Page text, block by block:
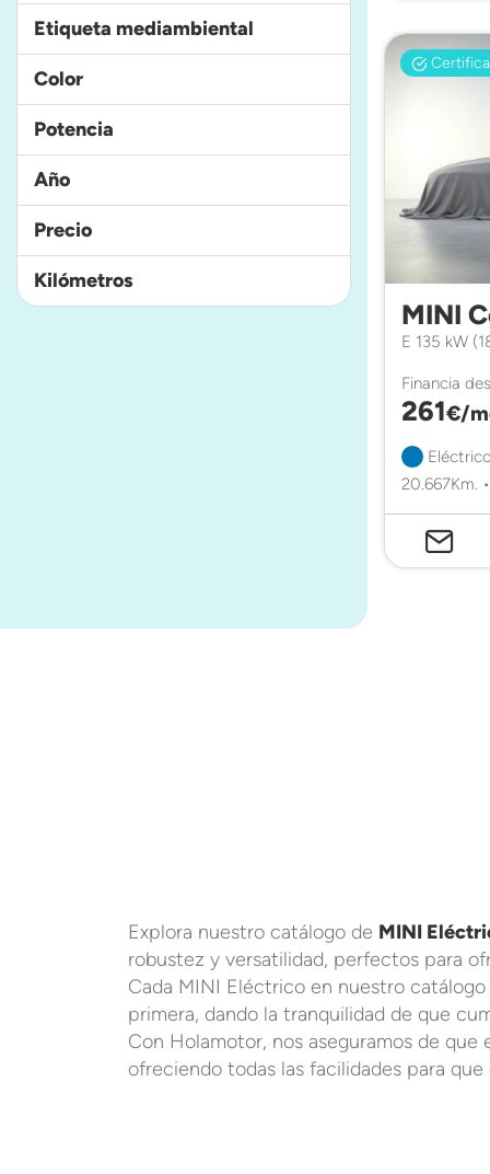
MINI
E 135 kW
Financia
261€/
20.667Km.
Etiqueta mediambiental
Color
Potencia
Año
Precio
Kilómetros
Explora nuestro catálogo de MINI
robustez y versatilidad, perfectos para
Cada MINI Eléctrico en nuestro
primera, dando la tranquilidad de que
Con Holamotor, nos aseguramos de
ofreciendo todas las facilidades para